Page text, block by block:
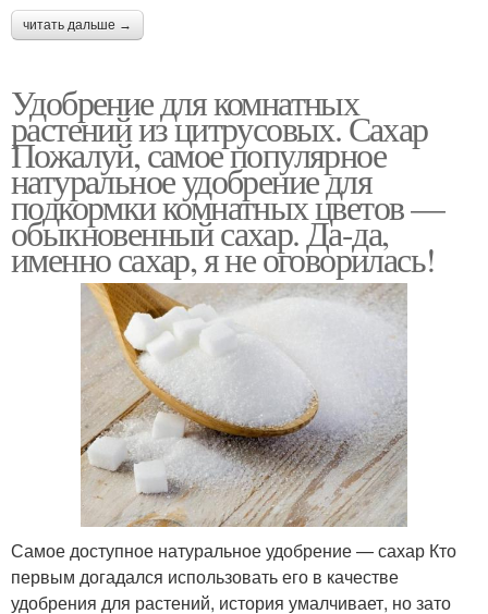
читать дальше →
Удобрение для комнатных
растений из цитрусовых. Сахар
Пожалуй, самое популярное
натуральное удобрение для
подкормки комнатных цветов —
обыкновенный сахар. Да-да,
именно сахар, я не оговорилась!
Самое доступное натуральное удобрение — сахар Кто
первым догадался использовать его в качестве
удобрения для растений, история умалчивает, но зато